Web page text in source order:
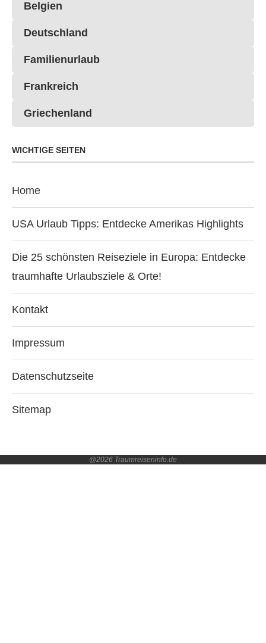
Belgien
Deutschland
Familienurlaub
Frankreich
Griechenland
WICHTIGE SEITEN
Home
USA Urlaub Tipps: Entdecke Amerikas Highlights
Die 25 schönsten Reiseziele in Europa: Entdecke
traumhafte Urlaubsziele & Orte!
Kontakt
Impressum
Datenschutzseite
Sitemap
@2026 Traumreiseninfo.de